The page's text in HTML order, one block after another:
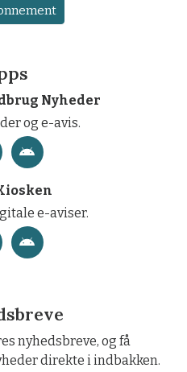
Nyheder
og e-avis.
e-aviser.
nyhedsbreve, og få
direkte i indbakken.